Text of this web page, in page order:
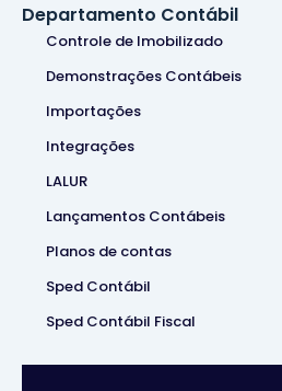
Departamento Contábil
Controle de Imobilizado
Demonstrações Contábeis
Importações
Integrações
LALUR
Lançamentos Contábeis
Planos de contas
Sped Contábil
Sped Contábil Fiscal